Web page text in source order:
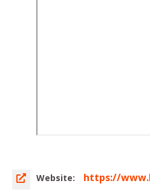
Website: https://